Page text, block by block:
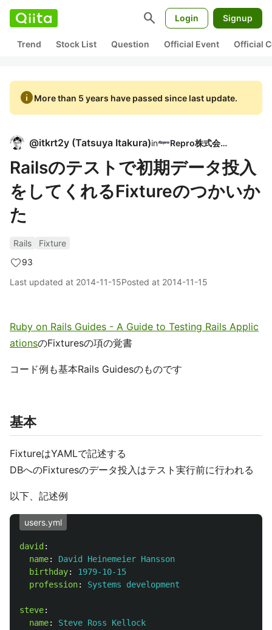
search Login Signup
Trend Stock List Question Official Event Official
infoMore than 5 years have passed since last update.
@itkrt2y (Tatsuya Itakura)in Repro株式会社
Railsのテストで初期データ投入
をしてくれるFixtureのつかいか
た
Rails
Fixture
93
Last updated at 2014-11-15Posted at 2014-11-15
Ruby on Rails Guides - A Guide to Testing Rails Applic
ationsのFixturesの項の覚書
コード例も基本Rails Guidesのものです
基本
FixtureはYAMLで記述する
DBへのFixturesのデータ投入はテスト実行前に行われる
以下、記述例
users.yml
david :
name:
David Heinemeier Hansson
birthday:
1979-10-15
profession: Systems development
steve:
name:
Steve Ross Kellock